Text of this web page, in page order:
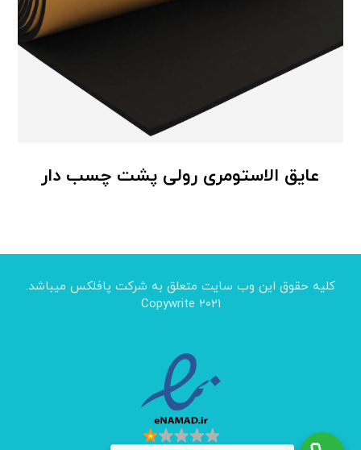
عایق الاستومری رولی پشت چسب دار
کلیه حقوق این وب سایت متعلق به شرکت پافلکس میباشد.
Copywrite ۲۰۲۱